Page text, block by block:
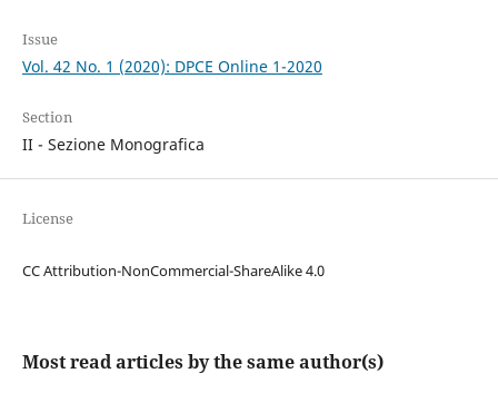
Issue
Vol. 42 No. 1 (2020): DPCE Online 1-2020
Section
II - Sezione Monografica
License
CC Attribution-NonCommercial-ShareAlike 4.0
Most read articles by the same author(s)